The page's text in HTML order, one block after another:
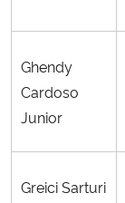
Ghendy
Cardoso
Junior
Greici Sarturi